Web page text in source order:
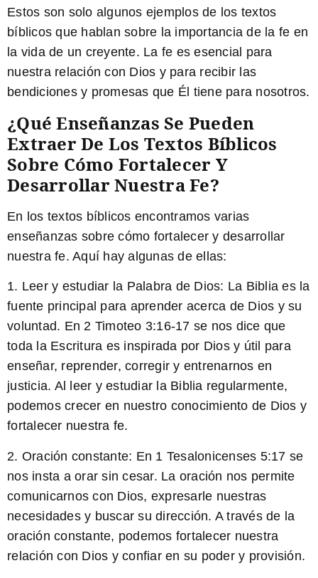
Estos son solo algunos ejemplos de los textos
bíblicos que hablan sobre la importancia de la fe en
la vida de un creyente. La fe es esencial para
nuestra relación con Dios y para recibir las
bendiciones y promesas que Él tiene para nosotros.
¿Qué Enseñanzas Se Pueden
Extraer De Los Textos Bíblicos
Sobre Cómo Fortalecer Y
Desarrollar Nuestra Fe?
En los textos bíblicos encontramos varias
enseñanzas sobre cómo fortalecer y desarrollar
nuestra fe. Aquí hay algunas de ellas:
1. Leer y estudiar la Palabra de Dios: La Biblia es la
fuente principal para aprender acerca de Dios y su
voluntad. En 2 Timoteo 3:16-17 se nos dice que
toda la Escritura es inspirada por Dios y útil para
enseñar, reprender, corregir y entrenarnos en
justicia. Al leer y estudiar la Biblia regularmente,
podemos crecer en nuestro conocimiento de Dios y
fortalecer nuestra fe.
2. Oración constante: En 1 Tesalonicenses 5:17 se
nos insta a orar sin cesar. La oración nos permite
comunicarnos con Dios, expresarle nuestras
necesidades y buscar su dirección. A través de la
oración constante, podemos fortalecer nuestra
relación con Dios y confiar en su poder y provisión.